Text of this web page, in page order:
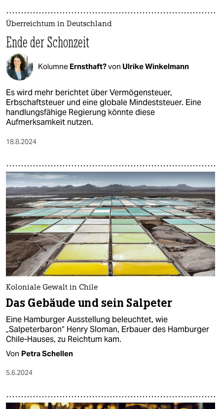
Überreichtum in Deutschland
Ende der Schonzeit
Kolumne Ernsthaft?von Ulrike Winkelmann
Es wird mehr berichtet über Vermögensteuer,
Erbschaftsteuer und eine globale Mindeststeuer. Eine
handlungsfähige Regierung könnte diese
Aufmerksamkeit nutzen.
18.8.2024
Koloniale Gewalt in Chile
Das Gebäude und sein Salpeter
Eine Hamburger Ausstellung beleuchtet, wie
„Salpeterbaron“ Henry Sloman, Erbauer des Hamburger
Chile-Hauses, zu Reichtum kam.
Von Petra Schellen
5.6.2024